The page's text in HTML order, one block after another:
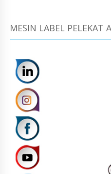
MESIN LABEL PELEKAT